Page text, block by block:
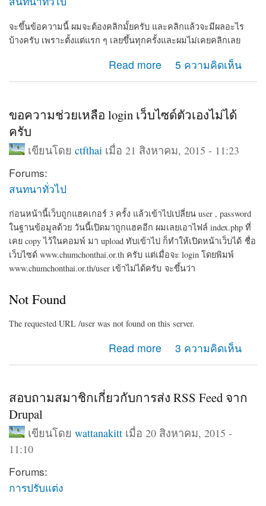
จะขึ้นข้อความนี้ ผมจะต้องคลิกมั้ยครับ และคลิกแล้วจะมีผลอะไร
บ้างครับ เพราะตั้งแต่แรก ๆ เลยขึ้นทุกครั้งและผมไม่เคยคลิกเลย
Read more
about ต้องคลิกมั้ยครับ เวลา admin login แล้ว drupal จะมี
ลิ้งให้ available updates
5 ความคิดเห็น
ขอความช่วยเหลือ login เว็บไซด์ตัวเองไม่ได้
ครับ
เขียนโดย ctfthai เมื่อ 21 สิงหาคม, 2015 - 11:23
Forums:
สนทนาทั่วไป
ก่อนหน้านี้เว็บถูกแฮคเกอร์ 3 ครั้ง แล้วเข้าไปเปลี่ยน user , password
ในฐานข้อมูลด้วย วันนี้เปิดมาถูกแฮคอีก ผมเลยเอาไฟล์ index.php ที่
เคย copy ไว้ในคอมพ์ มา upload ทับเข้าไป ก็ทำให้เปิดหน้าเว็บได้ ชื่อ
เว็บไซด์ www.chumchonthai.or.th ครับ แต่เมื่อจะ login โดยพิมพ์
www.chumchonthai.or.th/user เข้าไม่ได้ครับ จะขึ้นว่า
Not Found
The requested URL /user was not found on this server.
Read more
about ขอความช่วยเหลือ login เว็บไซด์ตัวเองไม่ได้ครับ
3 ความคิดเห็น
สอบถามสมาชิกเกี่ยวกับการส่ง RSS Feed จาก
Drupal
เขียนโดย wattanakittเมื่อ 20 สิงหาคม, 2015 -
11:10
Forums:
การปรับแต่ง